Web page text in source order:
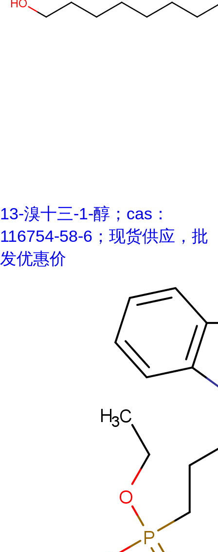
13-溴十三-1-醇；cas：
116754-58-6；现货供应，批
发优惠价